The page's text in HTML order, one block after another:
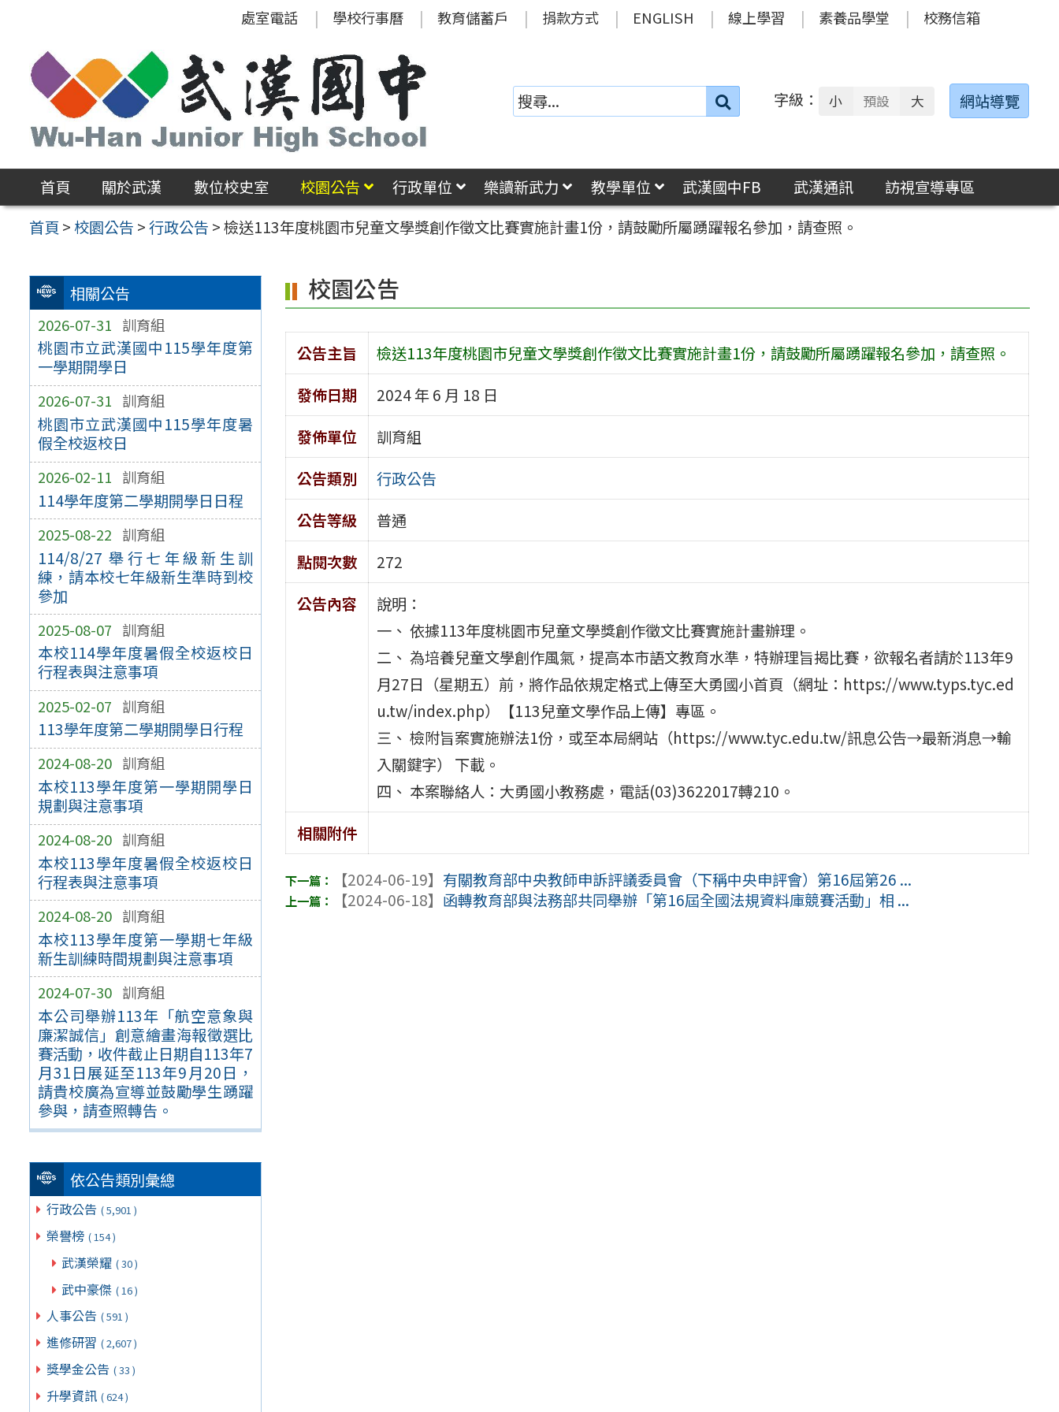
區
處室電話 學校行事曆 教育儲蓄戶 捐款方式 ENGLISH 線上學習 素養品學堂 校務信箱
搜
字級： 小 預設 大 網站導覽
首頁 關於武漢 數位校史室 校園公告 行政單位 樂讀新武力 教學單位 武漢國中FB 武漢通訊
訪視宣導專區
首頁 >校園公告 >行政公告 >檢送113年度桃園市兒童文學獎創作徵文比賽實施計畫1份，請鼓勵所屬踴躍報名參加，請查照。
相關公告
2026-07-31 訓育組
桃園市立武漢國中115學年度第
一學期開學日
2026-07-31 訓育組
桃園市立武漢國中115學年度暑
假全校返校日
2026-02-11 訓育組
114學年度第二學期開學日日程
2025-08-22 訓育組
114/8/27 舉行七年級新生訓
練，請本校七年級新生準時到校
參加
2025-08-07 訓育組
本校114學年度暑假全校返校日
行程表與注意事項
2025-02-07 訓育組
113學年度第二學期開學日行程
2024-08-20 訓育組
本校113學年度第一學期開學日
規劃與注意事項
2024-08-20 訓育組
本校113學年度暑假全校返校日
行程表與注意事項
2024-08-20 訓育組
本校113學年度第一學期七年級
新生訓練時間規劃與注意事項
2024-07-30 訓育組
本公司舉辦113年「航空意象與
廉潔誠信」創意繪畫海報徵選比
賽活動，收件截止日期自113年7
月31日展延至113年9月20日，
請貴校廣為宣導並鼓勵學生踴躍
參與，請查照轉告。
依公告類別彙總
行政公告 ( 5,901 )
榮譽榜 ( 154 )
武漢榮耀 ( 30 )
武中豪傑 ( 16 )
人事公告 ( 591 )
進修研習 ( 2,607 )
獎學金公告 ( 33 )
升學資訊 ( 624 )
校園公告
公告主旨
檢送113年度桃園市兒童文學獎創作徵文比賽實施計畫1份，請鼓勵所屬踴躍報名參加，請查照。
發佈日期
2024 年 6 月 18 日
發佈單位
訓育組
公告類別
行政公告
公告等級
普通
點閱次數
272
公告內容
說明：
一、 依據113年度桃園市兒童文學獎創作徵文比賽實施計畫辦理。
二、 為培養兒童文學創作風氣，提高本市語文教育水準，特辦理旨揭比賽，欲報名者請於113年9
月27日（星期五）前，將作品依規定格式上傳至大勇國小首頁（網址：https://www.typs.tyc.ed
u.tw/index.php）【113兒童文學作品上傳】專區。
三、 檢附旨案實施辦法1份，或至本局網站（https://www.tyc.edu.tw/訊息公告→最新消息→輸
入關鍵字） 下載。
四、 本案聯絡人：大勇國小教務處，電話(03)3622017轉210。
相關附件
【2024-06-19】 有關教育部中央教師申訴評議委員會（下稱中央申評會）第16屆第26 ...
【2024-06-18】 函轉教育部與法務部共同舉辦「第16屆全國法規資料庫競賽活動」相 ...